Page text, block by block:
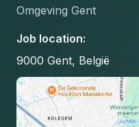
Omgeving Gent
Job location:
9000 Gent, België